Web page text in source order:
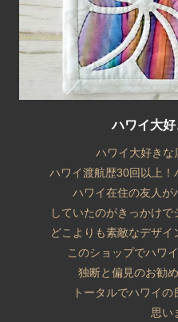
ハワイ大
ハワイ大好きな
ハワイ渡航歴30回以上！
ハワイ在住の友人が
していたのがきっかけで
どこよりも素敵なデザイ
このショップでハワ
独断と偏見のお勧
トータルでハワイ
思い